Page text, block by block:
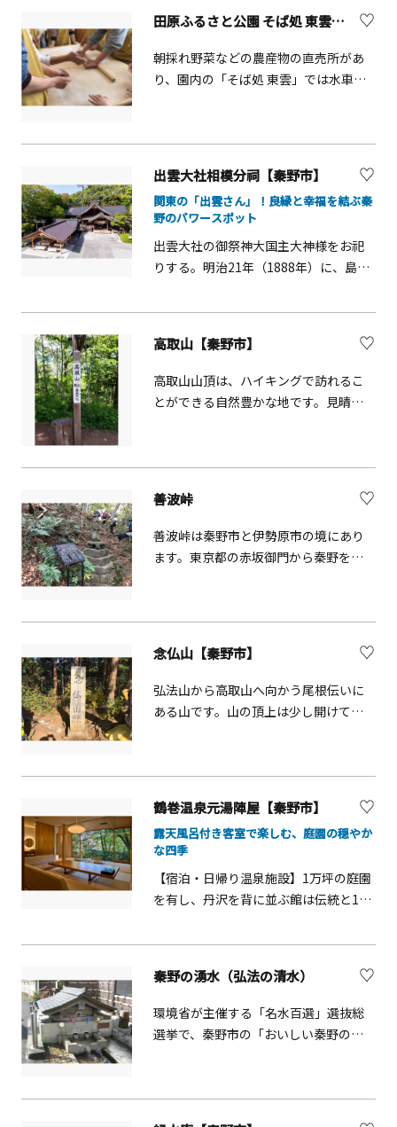
かに運ばれ、埋葬されたといわれてい
ます。塚の近くには歌人として有名だ
った実朝の歌碑があり、毎年11月23日
には「実朝まつり」が開催され、近く
田原ふるさと公園 そば処 東雲【秦野市】
朝採れ野菜などの農産物の直売所があ
り、園内の「そば処 東雲」では水車小
打つ「手打ちそば体験」もできます。
（要予約）0463-84-1282
出雲大社相模分祠【秦野市】
関東の「出雲さん」！良縁と幸福を結ぶ秦
野のパワースポット
出雲大社の御祭神大国主大神様をお祀
りする。明治21年（1888年）に、島根
出雲大社教の分祠。大社造りと権現造
式で翼幣殿と呼ばれる長い幣殿が特徴
的で「関東のいずもさん」として崇敬
を集めております。自然豊かな境内に
りの来訪者で賑わいます。（そのまま
節折々の行事が行われ、通年を通じて
御朱印やご参拝で賑わっております。
高取山【秦野市】
高取山山頂は、ハイキングで訪れるこ
とができる自然豊かな地です。見晴ら
アップダウンがあり、変化に富んだコ
善波峠
善波峠は秦野市と伊勢原市の境にあり
ます。東京都の赤坂御門から秦野を経
た。参勤交代でにぎわう東海道の脇街
道で、物資の輸送や富士・大山への参
詣路として、昭和初期に善波隧道が完
成するまで、この峠道が利用されてい
ました。
念仏山【秦野市】
弘法山から高取山へ向かう尾根伝いに
ある山です。山の頂上は少し開けてい
山の麓の集落まで聞こえてきたと言わ
れています。今でも、山神石祠や石地
蔵が残されています。
鶴巻温泉元湯陣屋【秦野市】
露天風呂付き客室で楽しむ、庭園の穏やか
な四季
【宿泊・日帰り温泉施設】1万坪の庭園
を有し、丹沢を背に並ぶ館は伝統と100
館。四季の彩りをふんだんに取り入れ
下深くから湧き出る鶴巻温泉を楽しめ
ます。〇全18室
秦野の湧水（弘法の清水）
環境省が主催する「名水百選」選抜総
選挙で、秦野市の「おいしい秦野の水
回れるコースや、伝説や歴史を学びな
がら回るコースなど、市内にはいくつ